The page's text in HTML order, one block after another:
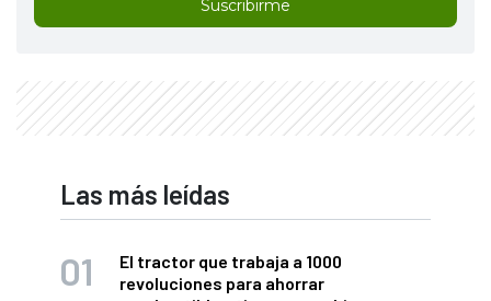
Suscribirme
Las más leídas
El tractor que trabaja a 1000
revoluciones para ahorrar